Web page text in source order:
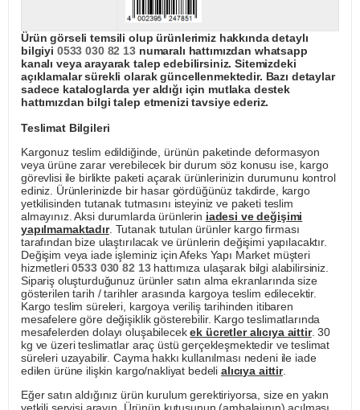
Ürün görseli temsili olup ürünlerimiz hakkında detaylı
bilgiyi 0533 030 82 13numaralı hattımızdan whatsapp
kanalı veya arayarak talep edebilirsiniz. Sitemizdeki
açıklamalar sürekli olarak güncellenmektedir. Bazı detaylar
sadece kataloglarda yer aldığı için mutlaka destek
hattımızdan bilgi talep etmenizi tavsiye ederiz.
Teslimat Bilgileri
Kargonuz teslim edildiğinde, ürünün paketinde deformasyon
veya ürüne zarar verebilecek bir durum söz konusu ise, kargo
görevlisi ile birlikte paketi açarak ürünlerinizin durumunu kontrol
ediniz. Ürünlerinizde bir hasar gördüğünüz takdirde, kargo
yetkilisinden tutanak tutmasını isteyiniz ve paketi teslim
almayınız. Aksi durumlarda ürünlerin iadesi ve değişimi
yapılmamaktadır. Tutanak tutulan ürünler kargo firması
tarafından bize ulaştırılacak ve ürünlerin değişimi yapılacaktır.
Değişim veya iade işleminiz için Afeks Yapı Market müşteri
hizmetleri0533 030 82 13hattımıza ulaşarak bilgi alabilirsiniz.
Sipariş oluşturduğunuz ürünler satın alma ekranlarında size
gösterilen tarih / tarihler arasında kargoya teslim edilecektir.
Kargo teslim süreleri, kargoya veriliş tarihinden itibaren
mesafelere göre değişiklik gösterebilir. Kargo teslimatlarında
mesafelerden dolayı oluşabilecekek ücretler alıcıya aittir. 30
kg ve üzeri teslimatlar araç üstü gerçekleşmektedir ve teslimat
süreleri uzayabilir. Cayma hakkı kullanılması nedeni ile iade
edilen ürüne ilişkin kargo/nakliyat bedeli alıcıya aittir.
Eğer satın aldığınız ürün kurulum gerektiriyorsa, size en yakın